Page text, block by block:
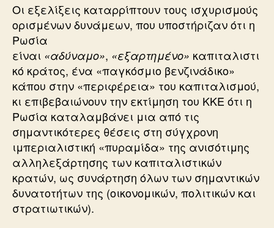
Οι εξελίξεις καταρρίπτουν τους ισχυρισμούς
ορισμένων δυνάμεων, που υποστήριζαν ότι η
Ρωσία
είναι «αδύναμο», «εξαρτημένο» καπιταλιστι
κό κράτος, ένα «παγκόσμιο βενζινάδικο»
κάπου στην «περιφέρεια» του καπιταλισμού,
κι επιβεβαιώνουν την εκτίμηση του ΚΚΕ ότι η
Ρωσία καταλαμβάνει μια από τις
σημαντικότερες θέσεις στη σύγχρονη
ιμπεριαλιστική «πυραμίδα» της ανισότιμης
αλληλεξάρτησης των καπιταλιστικών
κρατών, ως συνάρτηση όλων των σημαντικών
δυνατοτήτων της (οικονομικών, πολιτικών και
στρατιωτικών).